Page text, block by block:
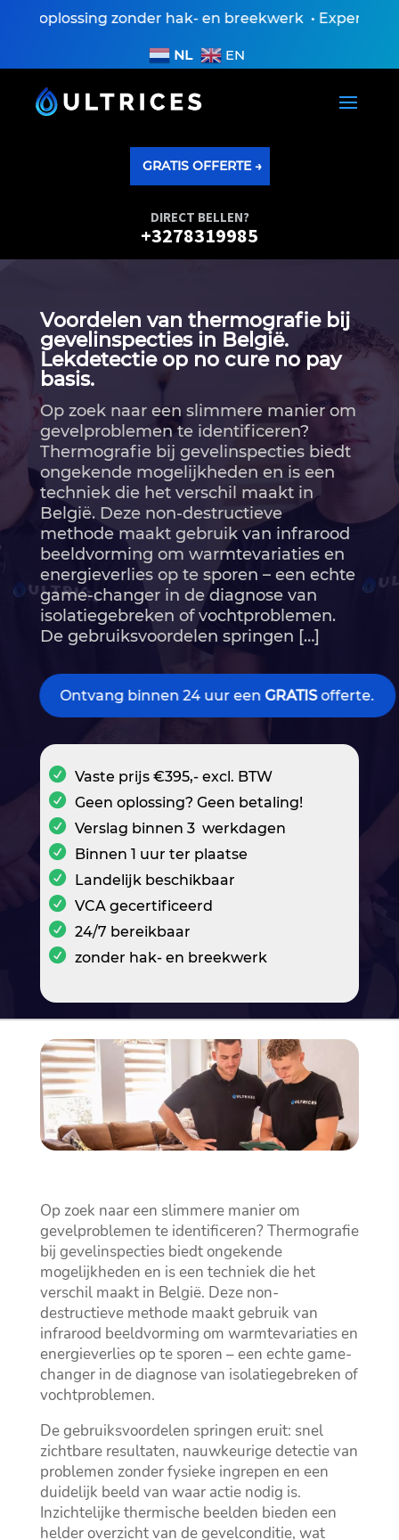
oplossing zonder hak- en breekwerk •
NL EN
GRATIS OFFERTE →
DIRECT BELLEN?
+3278319985
Voordelen van thermografie bij
gevelinspecties in België.​
Lekdetectie op no cure no pay
basis.
Op zoek naar een slimmere manier om
gevelproblemen te identificeren?
Thermografie bij gevelinspecties biedt
ongekende mogelijkheden en is een
techniek die het verschil maakt in
België.​ Deze non-destructieve
methode maakt gebruik van infrarood
beeldvorming om warmtevariaties en
energieverlies op te sporen – een echte
game-changer in de diagnose van
isolatiegebreken of vochtproblemen.​
De gebruiksvoordelen springen […]
Ontvang binnen 24 uur eenGRATISofferte.
Vaste prijs €395,- excl. BTW
Geen oplossing? Geen betaling!
Verslag binnen 3 werkdagen
Binnen 1 uur ter plaatse
Landelijk beschikbaar
VCA gecertificeerd
24/7 bereikbaar
zonder hak- en breekwerk
Op zoek naar een slimmere manier om
gevelproblemen te identificeren? Thermografie
bij gevelinspecties biedt ongekende
mogelijkheden en is een techniek die het
verschil maakt in België.​ Deze non-
destructieve methode maakt gebruik van
infrarood beeldvorming om warmtevariaties en
energieverlies op te sporen – een echte game-
changer in de diagnose van isolatiegebreken of
vochtproblemen.​
De gebruiksvoordelen springen eruit: snel
zichtbare resultaten, nauwkeurige detectie van
problemen zonder fysieke ingrepen en een
duidelijk beeld van waar actie nodig is.​
Inzichtelijke thermische beelden bieden een
helder overzicht van de gevelconditie, wat